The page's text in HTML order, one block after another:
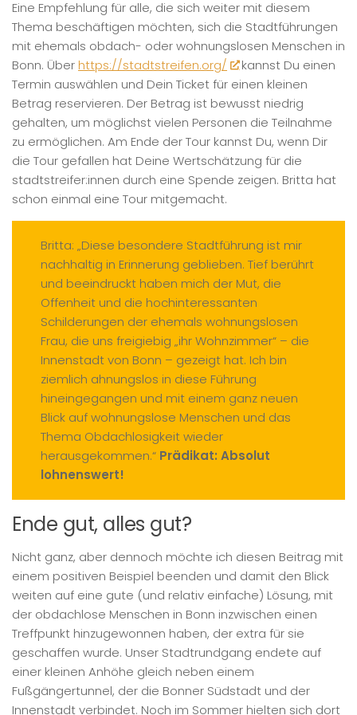
Eine Empfehlung für alle, die sich weiter mit diesem
Thema beschäftigen möchten, sich die Stadtführungen
mit ehemals obdach- oder wohnungslosen Menschen in
Bonn. Überhttps://stadtstreifen.org/
kannst Du einen
Termin auswählen und Dein Ticket für einen kleinen
Betrag reservieren. Der Betrag ist bewusst niedrig
gehalten, um möglichst vielen Personen die Teilnahme
zu ermöglichen. Am Ende der Tour kannst Du, wenn Dir
die Tour gefallen hat Deine Wertschätzung für die
stadtstreifer:innen durch eine Spende zeigen. Britta hat
schon einmal eine Tour mitgemacht.
Britta: „Diese besondere Stadtführung ist mir
nachhaltig in Erinnerung geblieben. Tief berührt
und beeindruckt haben mich der Mut, die
Offenheit und die hochinteressanten
Schilderungen der ehemals wohnungslosen
Frau, die uns freigiebig „ihr Wohnzimmer“ – die
Innenstadt von Bonn – gezeigt hat. Ich bin
ziemlich ahnungslos in diese Führung
hineingegangen und mit einem ganz neuen
Blick auf wohnungslose Menschen und das
Thema Obdachlosigkeit wieder
herausgekommen.“ Prädikat: Absolut
lohnenswert!
Ende gut, alles gut?
Nicht ganz, aber dennoch möchte ich diesen Beitrag mit
einem positiven Beispiel beenden und damit den Blick
weiten auf eine gute (und relativ einfache) Lösung, mit
der obdachlose Menschen in Bonn inzwischen einen
Treffpunkt hinzugewonnen haben, der extra für sie
geschaffen wurde. Unser Stadtrundgang endete auf
einer kleinen Anhöhe gleich neben einem
Fußgängertunnel, der die Bonner Südstadt und der
Innenstadt verbindet. Noch im Sommer hielten sich dort